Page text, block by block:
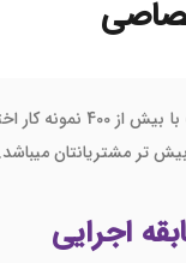
با بیش از دوازده سال سابقه
تر مشتریانتان میباشد.